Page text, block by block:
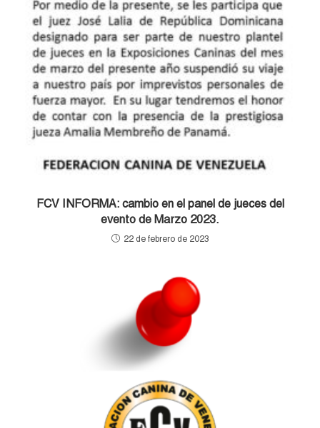
FCV INFORMA: cambio en el panel de jueces del
evento de Marzo 2023.
22 de febrero de 2023